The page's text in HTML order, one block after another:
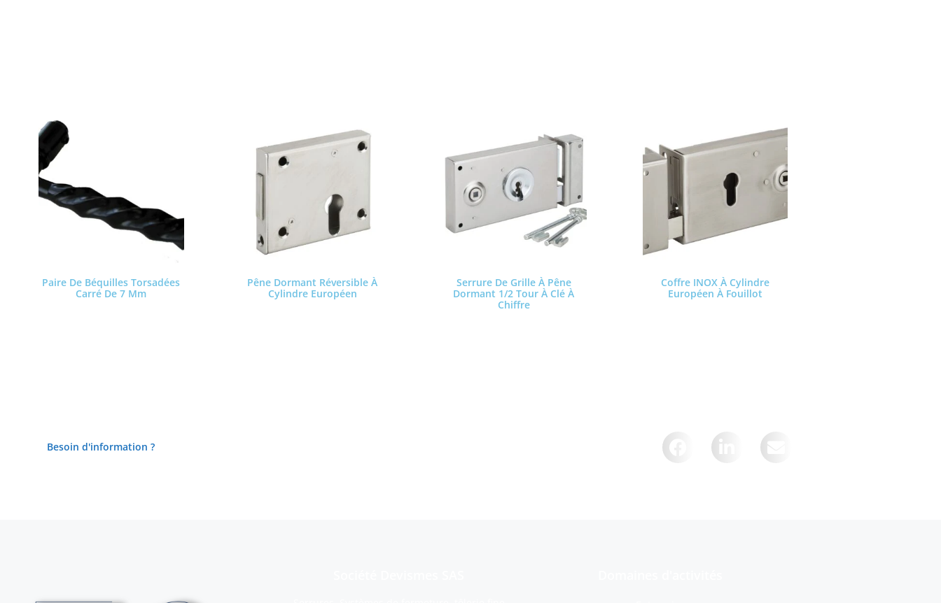
Paire De Béquilles Torsadées
Carré De 7 Mm
Pêne Dormant Réversible À
Cylindre Européen
Serrure De Grille À Pêne
Dormant 1/2 Tour À Clé À
Chiffre
Coffre INOX À Cylindre
Européen À Fouillot
Besoin d'information ?